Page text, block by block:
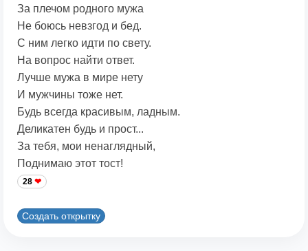
За плечом родного мужа
Не боюсь невзгод и бед.
С ним легко идти по свету.
На вопрос найти ответ.
Лучше мужа в мире нету
И мужчины тоже нет.
Будь всегда красивым, ладным.
Деликатен будь и прост...
За тебя, мои ненаглядный,
Поднимаю этот тост!
28
Создать открытку